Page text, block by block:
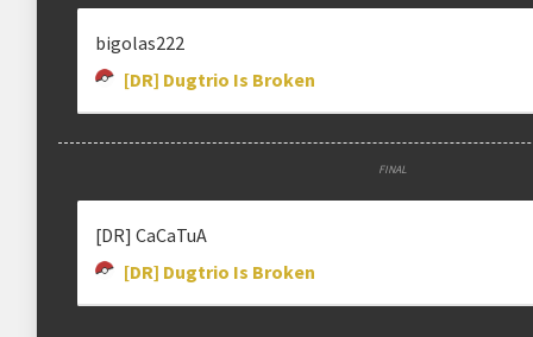
bigolas222
[DR] Dugtrio Is Broken
FINAL
[DR] CaCaTuA
[DR] Dugtrio Is Broken